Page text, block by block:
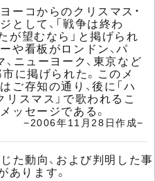
ーコからのクリスマス・
として、「戦争は終わ
が望むなら」と掲げられ
や看板がロンドン、パ
、ニューヨーク、東京など
に掲げられた。このメ
ご存知の通り、後に「ハ
リスマス」で歌われるこ
ッセージである。
−2006年11月28日作成−
動向、および判明した事
ります。